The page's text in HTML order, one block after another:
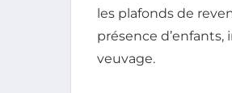
les plafonds de
présence
veuvage.